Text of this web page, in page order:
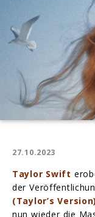
27.10.2023
Taylor Swift
der
(Taylor’s
nun wieder die